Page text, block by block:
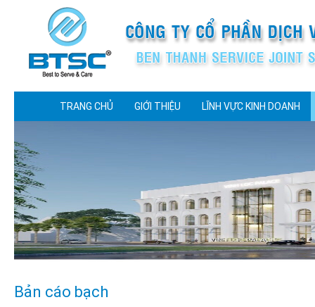
TRANG CHỦ GIỚI THIỆU LĨNH VỰC KINH DOANH
Bản cáo bạch